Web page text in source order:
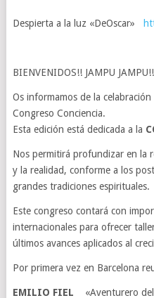
Despierta a la luz «DeOscar»
BIENVENIDOS!! JAMPU
Os informamos de la
Congreso Conciencia.
Esta edición está dedicada a la
Nos permitirá profundizar en la
y la realidad, conforme a los
grandes tradiciones espirituales.
Este congreso contará con
internacionales para ofrecer
últimos avances aplicados al
Por primera vez en Barcelona
EMILIO FIEL «Aventurero